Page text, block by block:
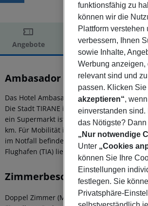
Angebote
Ambasador
Das Hotel Ambasador Hotel,Vlore (Adults
Die Stadt TIRANE ist ca. 144 km entfernt
ein Supermarkt ist nach ca. 200 m zu
km. Für Mobilität im Urlaub sorgen ein
im Notfall befindet sich ein Krankenhaus
Flughafen (TIA) liegt in etwa 150 km
Zimmerbeschreibung
Doppel Zimmer (Meerblick):Die
funktionsfähig zu
können wir die
Plattform verstehen
verbessern, Ihnen
sowie Inhalte,
Werbung anzeigen,
relevant sind und
passen. Klicken
akzeptieren“,
einverstanden sind.
das Nötigste?
„Nur notwendige
Unter „Cookies
können Sie Ihre
Einstellungen
festlegen. Sie
Privatsphäre-